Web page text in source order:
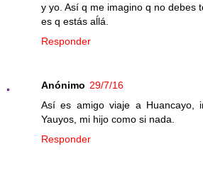
y yo. Así q me imagino q no debes
es q estás aĺlá.
Responder
Anónimo 29/7/16
Así es amigo viaje a Huancayo,
Yauyos, mi hijo como si nada.
Responder